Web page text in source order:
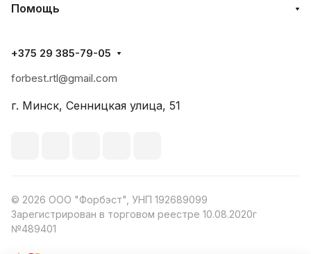
Помощь
+375 29 385-79-05
forbest.rtl@gmail.com
г. Минск, Сенницкая улица, 51
© 2026 ООО "Форбэст", УНП 192689099
Зарегистрирован в торговом реестре 10.08.2020г
№489401